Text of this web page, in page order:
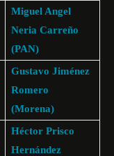
Miguel Angel
Neria Carreño
(PAN)
Gustavo Jiménez
Romero
(Morena)
Héctor Prisco
Hernández